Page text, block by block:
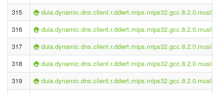
315
duia.dynamic.dns.client.r.ddwrt.mips.mips32.gcc.8.2.0.musl-
316
duia.dynamic.dns.client.r.ddwrt.mips.mips32.gcc.8.2.0.musl-
317
duia.dynamic.dns.client.r.ddwrt.mips.mips32.gcc.8.2.0.musl-
318
duia.dynamic.dns.client.r.ddwrt.mips.mips32.gcc.8.2.0.musl-
319
duia.dynamic.dns.client.r.ddwrt.mips.mips32.gcc.8.2.0.musl-